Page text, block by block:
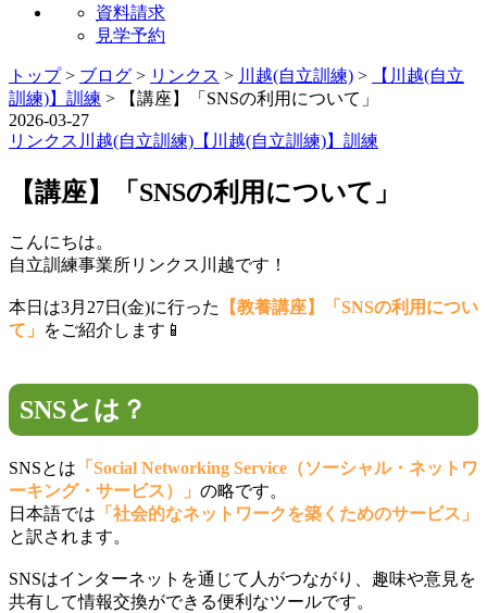
資料請求
見学予約
トップ> ブログ > リンクス > 川越(自立訓練) >
【川越(自立
訓練)】訓練 >
【講座】「SNSの利用について」
2026-03-27
リンクス 川越(自立訓練) 【川越(自立訓練)】訓練
【講座】「SNSの利用について」
こんにちは。
自立訓練事業所リンクス川越です！
本日は3月27日(金)に行った
【教養講座】「SNSの利用につい
て」
をご紹介します📱
SNSとは？
SNSとは 「Social Networking Service（ソーシャル・ネットワ
ーキング・サービス）」 の略です。
日本語では 「社会的なネットワークを築くためのサービス」
と訳されます。
SNSはインターネットを通じて人がつながり、趣味や意見を
共有して情報交換ができる便利なツールです。